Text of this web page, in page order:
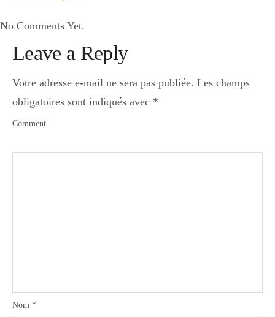
Dessert
No Comments Yet.
Leave a Reply
Votre adresse e-mail ne sera pas publiée. Les champs
obligatoires sont indiqués avec *
Comment
Nom *